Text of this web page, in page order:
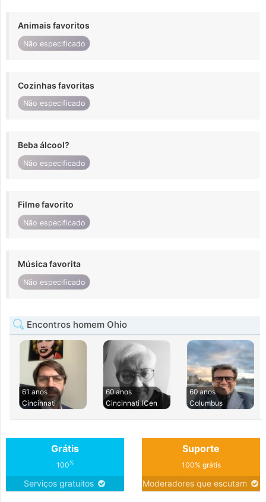
Animais favoritos
Não especificado
Cozinhas favoritas
Não especificado
Beba álcool?
Não especificado
Filme favorito
Não especificado
Música favorita
Não especificado
Encontros homem Ohio
61 anos
Cincinnati
60 anos
Cincinnati (Cen
60 anos
Columbus
Grátis
100%
Serviços gratuitos
Suporte
100% grátis
Moderadores que escutam